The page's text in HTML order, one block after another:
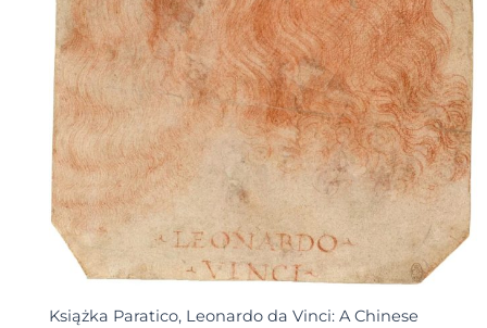
Książka Paratico, Leonardo da Vinci: A Chinese